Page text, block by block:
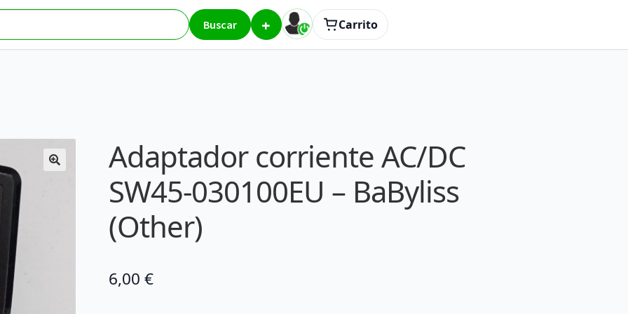
Buscar + Carrito
DC SW45-030100EU – BaByliss (Other)
Adaptador corriente AC/DC
SW45-030100EU – BaByliss
(Other)
6,00 €